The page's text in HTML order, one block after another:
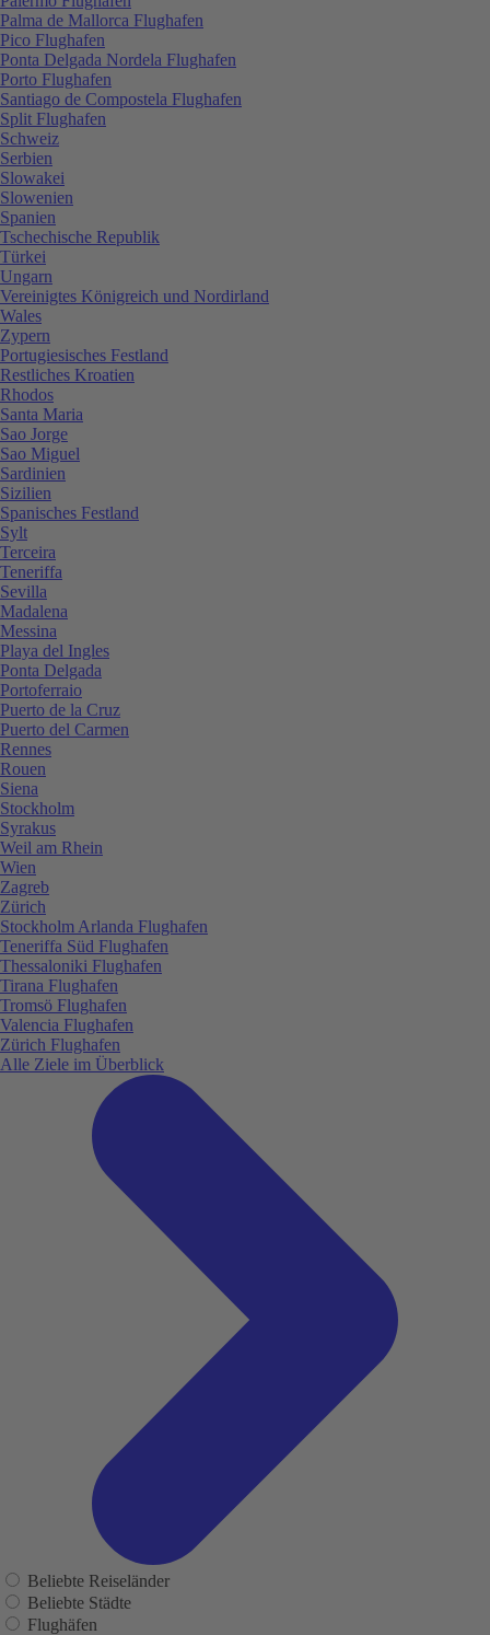
Palma de Mallorca Flughafen
Pico Flughafen
Ponta Delgada Nordela Flughafen
Porto Flughafen
Santiago de Compostela Flughafen
Split Flughafen
Schweiz
Serbien
Slowakei
Slowenien
Spanien
Tschechische Republik
Türkei
Ungarn
Vereinigtes Königreich und Nordirland
Wales
Zypern
Portugiesisches Festland
Restliches Kroatien
Rhodos
Santa Maria
Sao Jorge
Sao Miguel
Sardinien
Sizilien
Spanisches Festland
Sylt
Terceira
Teneriffa
Sevilla
Madalena
Messina
Playa del Ingles
Ponta Delgada
Portoferraio
Puerto de la Cruz
Puerto del Carmen
Rennes
Rouen
Siena
Stockholm
Syrakus
Weil am Rhein
Wien
Zagreb
Zürich
Stockholm Arlanda Flughafen
Teneriffa Süd Flughafen
Thessaloniki Flughafen
Tirana Flughafen
Tromsö Flughafen
Valencia Flughafen
Zürich Flughafen
Alle Ziele im Überblick
Beliebte Reiseländer
Beliebte Städte
Flughäfen